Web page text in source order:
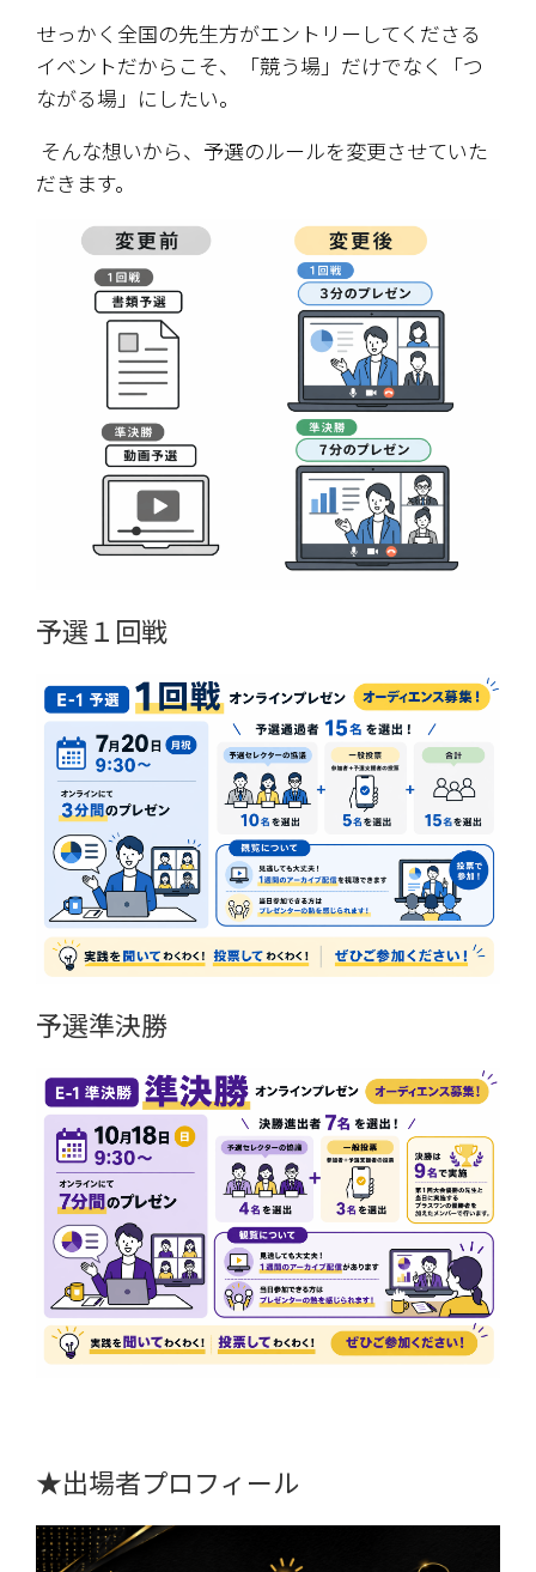
せっかく全国の先生方がエントリーしてくださる
イベントだからこそ、「競う場」だけでなく「つ
ながる場」にしたい。
だきます。
予選１回戦
予選準決勝
★出場者プロフィール